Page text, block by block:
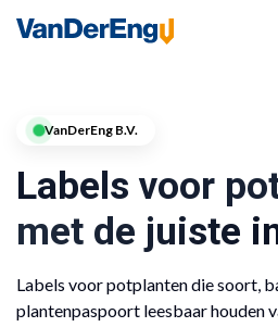
VanDerEng B.V.
Labels voor
met de juiste
Labels voor potplanten die soort,
plantenpaspoort leesbaar houden